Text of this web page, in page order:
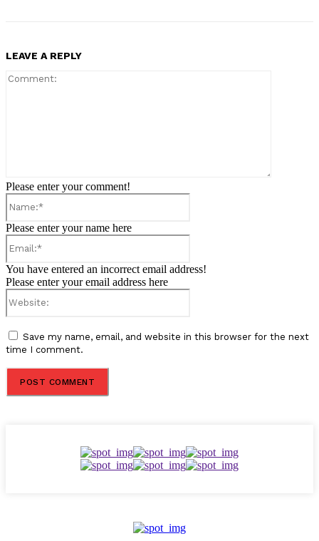
LEAVE A REPLY
Please enter your comment!
Please enter your name here
You have entered an incorrect email address!
Please enter your email address here
Save my name, email, and website in this browser for the next
time I comment.